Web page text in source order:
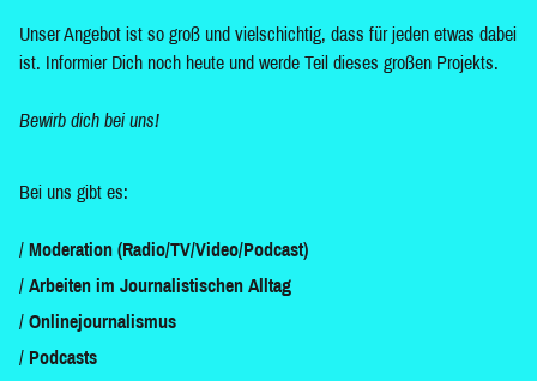
Unser Angebot ist so groß und vielschichtig, dass für jeden etwas dabei
ist. Informier Dich noch heute und werde Teil dieses großen Projekts.
Bewirb dich bei uns!
Bei uns gibt es:
Moderation (Radio/TV/Video/Podcast)
Arbeiten im Journalistischen Alltag
Onlinejournalismus
Podcasts